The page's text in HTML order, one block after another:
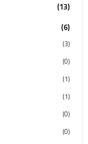
(13)
(6)
(3)
(0)
(1)
(1)
(0)
(0)